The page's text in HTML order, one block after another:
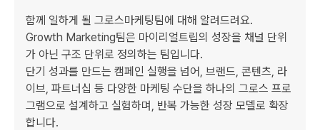
함께 일하게 될 그로스마케팅팀에 대해 알려드려요.
Growth Marketing팀은 마이리얼트립의 성장을 채널 단위
가 아닌 구조 단위로 정의하는 팀입니다.
단기 성과를 만드는 캠페인 실행을 넘어, 브랜드, 콘텐츠, 라
이브, 파트너십 등 다양한 마케팅 수단을 하나의 그로스 프로
그램으로 설계하고 실험하며, 반복 가능한 성장 모델로 확장
합니다.